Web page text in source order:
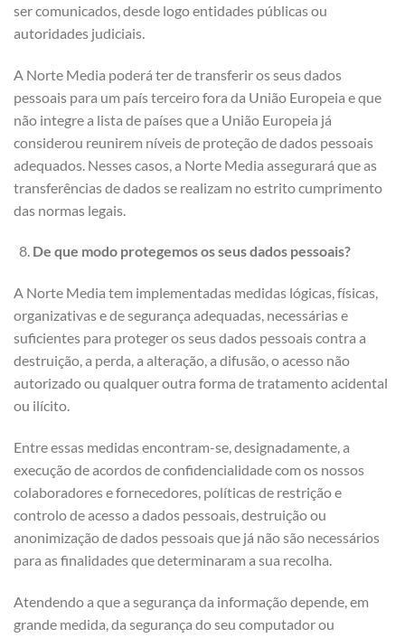
ser comunicados, desde logo entidades públicas ou
autoridades judiciais.
A Norte Media poderá ter de transferir os seus dados
pessoais para um país terceiro fora da União Europeia e que
não integre a lista de países que a União Europeia já
considerou reunirem níveis de proteção de dados pessoais
adequados. Nesses casos, a Norte Media assegurará que as
transferências de dados se realizam no estrito cumprimento
das normas legais.
De que modo protegemos os seus dados pessoais?
A Norte Media tem implementadas medidas lógicas, físicas,
organizativas e de segurança adequadas, necessárias e
suficientes para proteger os seus dados pessoais contra a
destruição, a perda, a alteração, a difusão, o acesso não
autorizado ou qualquer outra forma de tratamento acidental
ou ilícito.
Entre essas medidas encontram-se, designadamente, a
execução de acordos de confidencialidade com os nossos
colaboradores e fornecedores, políticas de restrição e
controlo de acesso a dados pessoais, destruição ou
anonimização de dados pessoais que já não são necessários
para as finalidades que determinaram a sua recolha.
Atendendo a que a segurança da informação depende, em
grande medida, da segurança do seu computador ou